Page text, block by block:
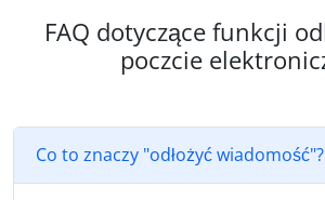
FAQ dotyczące funkcji
poczcie
Co to znaczy "odłożyć wiadomość"?